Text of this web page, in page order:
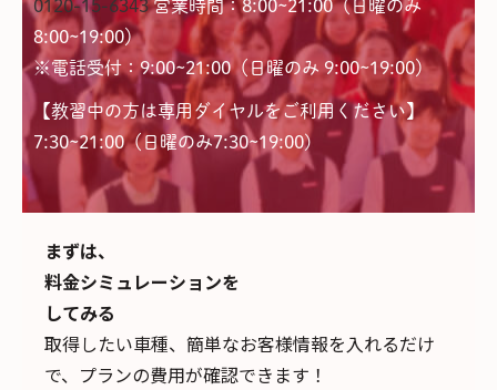
0120-15-6343 営業時間：8:00~21:00（日曜のみ
8:00~19:00）
※電話受付：9:00~21:00（日曜のみ 9:00~19:00）
【教習中の方は専用ダイヤルをご利用ください】
7:30~21:00（日曜のみ7:30~19:00)
まずは、
料金シミュレーションを
してみる
取得したい車種、簡単なお客様情報を入れるだけ
で、 プランの費用が確認できます！